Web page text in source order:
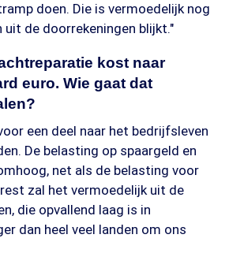
doen. Die is vermoedelijk nog
de doorrekeningen blijkt."
kost naar
euro. Wie gaat dat
een deel naar het bedrijfsleven
De belasting op spaargeld en
net als de belasting voor
zal het vermoedelijk uit de
die opvallend laag is in
dan heel veel landen om ons